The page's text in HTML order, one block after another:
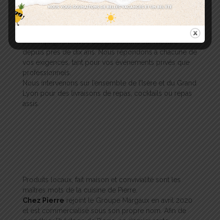
accompagnons avec des prestations sur mesure
depuis près de dix ans. Nous répondons à chacune de
vos exigences, tant pour vos événements privés que
professionnels.
Nous intervenons sur l’ensemble de l’Isère et du Grand
Lyon pour des livraisons de repas, cocktails ou repas
assis.
Produits locaux, fait maison et convivialité sont les
maîtres mots de la cuisine de Pierre.
Chez Pierre rejoint le Groupe Margaux en avril 2020
et est commercialisé sous son propre nom. Afin de